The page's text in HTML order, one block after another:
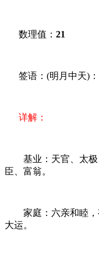
数理值： 21
签语：(明月中天)：
详解：
基业：天官、太极
臣、富翁。
家庭：六亲和睦，
大运。